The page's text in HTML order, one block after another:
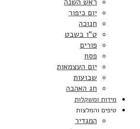
יום כיפור
חנוכה
ט”ו בשבט
פורים
פסח
יום העצמאות
שבועות
חג האהבה
מידות ומשקלות
טיפים והמלצות
המגדיר